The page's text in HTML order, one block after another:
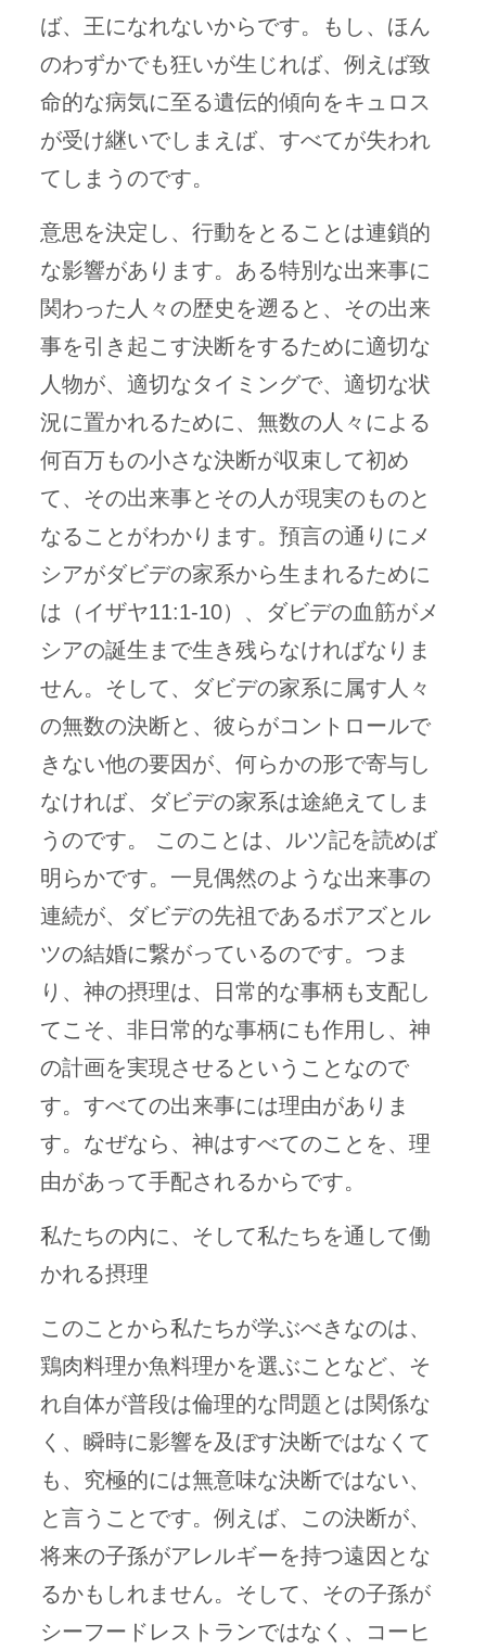
ば、王になれないからです。もし、ほん
のわずかでも狂いが生じれば、例えば致
命的な病気に至る遺伝的傾向をキュロス
が受け継いでしまえば、すべてが失われ
てしまうのです。
意思を決定し、行動をとることは連鎖的
な影響があります。ある特別な出来事に
関わった人々の歴史を遡ると、その出来
事を引き起こす決断をするために適切な
人物が、適切なタイミングで、適切な状
況に置かれるために、無数の人々による
何百万もの小さな決断が収束して初め
て、その出来事とその人が現実のものと
なることがわかります。預言の通りにメ
シアがダビデの家系から生まれるために
は（イザヤ11:1-10）、ダビデの血筋がメ
シアの誕生まで生き残らなければなりま
せん。そして、ダビデの家系に属す人々
の無数の決断と、彼らがコントロールで
きない他の要因が、何らかの形で寄与し
なければ、ダビデの家系は途絶えてしま
うのです。 このことは、ルツ記を読めば
明らかです。一見偶然のような出来事の
連続が、ダビデの先祖であるボアズとル
ツの結婚に繋がっているのです。つま
り、神の摂理は、日常的な事柄も支配し
てこそ、非日常的な事柄にも作用し、神
の計画を実現させるということなので
す。すべての出来事には理由がありま
す。なぜなら、神はすべてのことを、理
由があって手配されるからです。
私たちの内に、そして私たちを通して働
かれる摂理
このことから私たちが学ぶべきなのは、
鶏肉料理か魚料理かを選ぶことなど、そ
れ自体が普段は倫理的な問題とは関係な
く、瞬時に影響を及ぼす決断ではなくて
も、究極的には無意味な決断ではない、
と言うことです。例えば、この決断が、
将来の子孫がアレルギーを持つ遠因とな
るかもしれません。そして、その子孫が
シーフードレストランではなく、コーヒ